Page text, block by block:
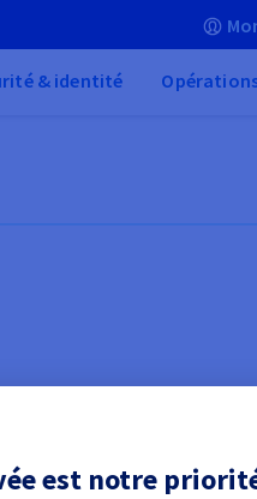
& identité
est notre